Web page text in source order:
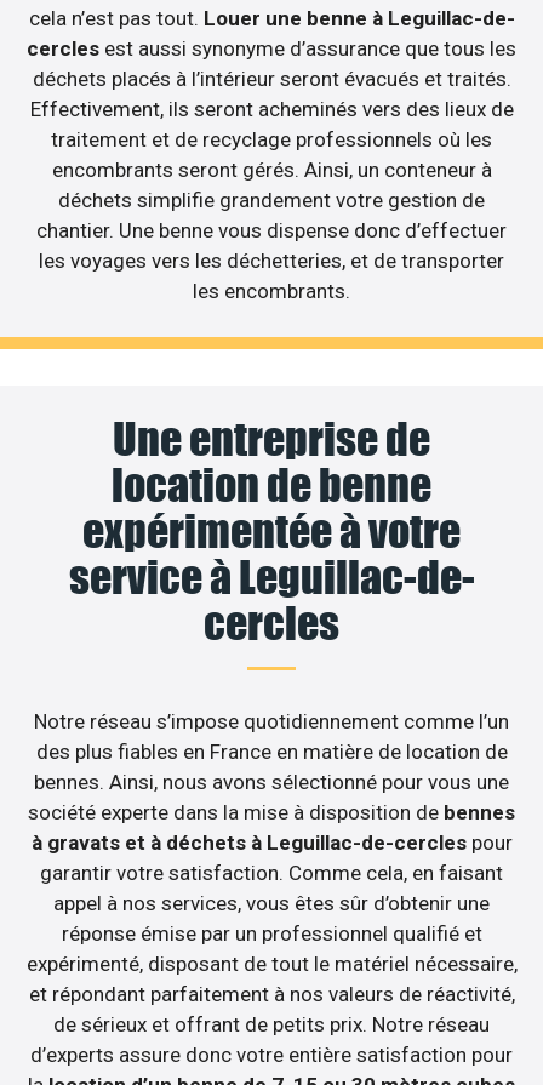
cela n’est pas tout. Louer une benne à Leguillac-de-
cercles est aussi synonyme d’assurance que tous les
déchets placés à l’intérieur seront évacués et traités.
Effectivement, ils seront acheminés vers des lieux de
traitement et de recyclage professionnels où les
encombrants seront gérés. Ainsi, un conteneur à
déchets simplifie grandement votre gestion de
chantier. Une benne vous dispense donc d’effectuer
les voyages vers les déchetteries, et de transporter
les encombrants.
Une entreprise de
location de benne
expérimentée à votre
service à Leguillac-de-
cercles
Notre réseau s’impose quotidiennement comme l’un
des plus fiables en France en matière de location de
bennes. Ainsi, nous avons sélectionné pour vous une
société experte dans la mise à disposition de bennes
à gravats et à déchets à Leguillac-de-cercles pour
garantir votre satisfaction. Comme cela, en faisant
appel à nos services, vous êtes sûr d’obtenir une
réponse émise par un professionnel qualifié et
expérimenté, disposant de tout le matériel nécessaire,
et répondant parfaitement à nos valeurs de réactivité,
de sérieux et offrant de petits prix. Notre réseau
d’experts assure donc votre entière satisfaction pour